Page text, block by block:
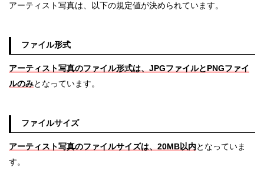
アーティスト写真は、以下の規定値が決められています。
ファイル形式
アーティスト写真のファイル形式は、JPGファイルとPNGファイ
ルのみとなっています。
ファイルサイズ
アーティスト写真のファイルサイズは、20MB以内となっていま
す。